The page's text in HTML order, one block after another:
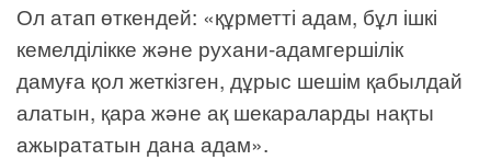
Ол атап өткендей: «құрметті адам, бұл ішкі
кемелділікке және рухани-адамгершілік
дамуға қол жеткізген, дұрыс шешім қабылдай
алатын, қара және ақ шекараларды нақты
ажырататын дана адам».